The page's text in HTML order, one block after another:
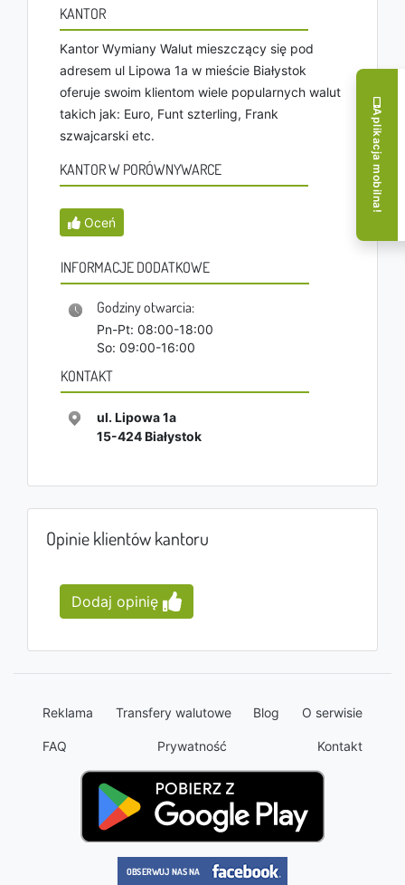
KANTOR
Kantor Wymiany Walut mieszczący się pod
adresem ul Lipowa 1a w mieście Białystok
oferuje swoim klientom wiele popularnych walut
takich jak: Euro, Funt szterling, Frank
szwajcarski etc.
KANTOR W PORÓWNYWARCE
Oceń
INFORMACJE DODATKOWE
Godziny otwarcia:
Pn-Pt: 08:00-18:00
So: 09:00-16:00
KONTAKT
ul. Lipowa 1a
15-424Białystok
Opinie klientów kantoru
Dodaj opinię
Reklama Transfery walutowe Blog O serwisie
FAQ Prywatność Kontakt
Aplikacja mobilna!